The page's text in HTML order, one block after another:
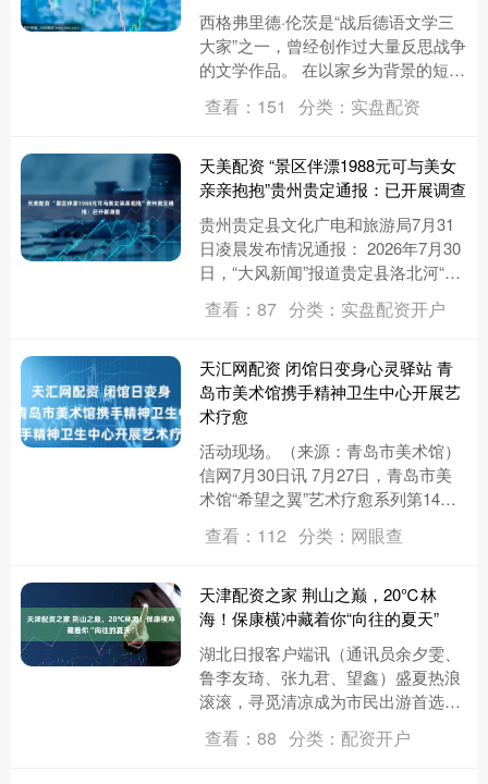
西格弗里德·伦茨是“战后德语文学三
大家”之一，曾经创作过大量反思战争
的文学作品。 在以家乡为背景的短篇
小说中，伦茨的故事显得轻松又可
爱。今天的文章，我们一起走进....
查看：151 分类：实盘配资
天美配资 “景区伴漂1988元可与美女
亲亲抱抱”贵州贵定通报：已开展调查
贵州贵定县文化广电和旅游局7月31
日凌晨发布情况通报： 2026年7月30
日，“大风新闻”报道贵定县洛北河“伴
漂服务”的信息，针对信息反映的内
容，我局高度重视，....
查看：87 分类：实盘配资开户
天汇网配资 闭馆日变身心灵驿站 青
岛市美术馆携手精神卫生中心开展艺
术疗愈
活动现场。（来源：青岛市美术馆）
信网7月30日讯 7月27日，青岛市美
术馆“希望之翼”艺术疗愈系列第14场
活动“画音相映·岁月同频”举办。美术
馆特意打破周一闭....
查看：112 分类：网眼查
天津配资之家 荆山之巅，20℃林
海！保康横冲藏着你“向往的夏天”
湖北日报客户端讯（通讯员余夕雯、
鲁李友琦、张九君、望鑫）盛夏热浪
滚滚，寻觅清凉成为市民出游首选。
保康横冲景区坐拥荆山主峰得天独厚
的高山生态，20℃林海、网红高空....
查看：88 分类：配资开户